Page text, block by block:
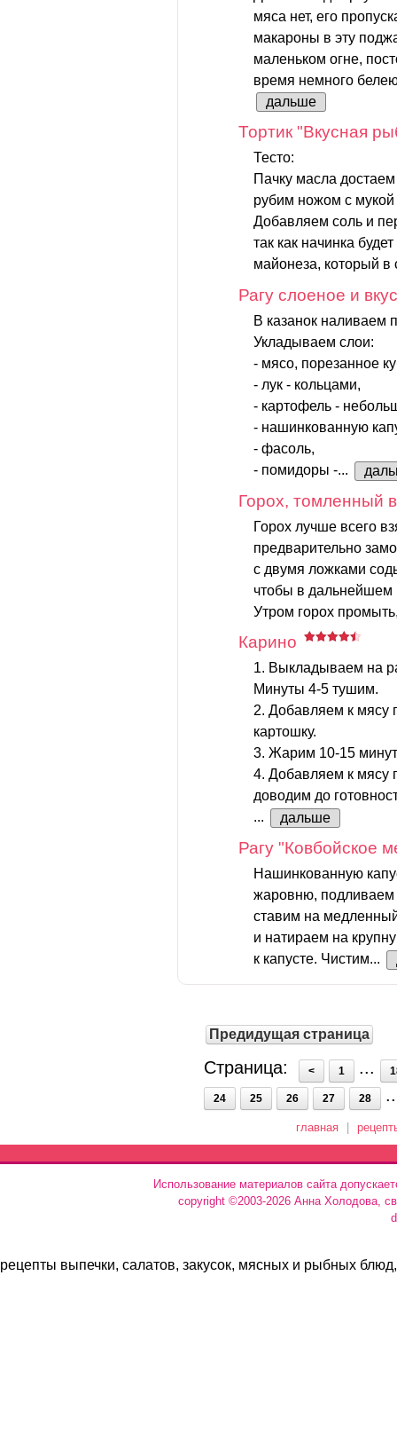
мяса нет, его
макароны в эту
маленьком огне,
время немного
дальше
Тортик "Вкусная
Тесто:
Пачку масла
рубим ножом с мукой
Добавляем соль и
так как начинка
майонеза, который в
Рагу слоеное и
В казанок наливаем
Укладываем слои:
- мясо, порезанное
- лук - кольцами,
- картофель -
- нашинкованную
- фасоль,
- помидоры -...
Горох, томленный
Горох лучше всего
предварительно
с двумя ложками
чтобы в дальнейшем
Утром горох
Карино
1. Выкладываем на
Минуты 4-5 тушим.
2. Добавляем к мясу
картошку.
3. Жарим 10-15
4. Добавляем к мясу
доводим до
...
дальше
Рагу "Ковбойское
Нашинкованную
жаровню, подливаем
ставим на
и натираем на
к капусте. Чистим...
Предидущая страница
Страница: < 1 ...
24 25 26 27 28
главная
Использование материалов сайта
copyright ©2003-2026 Анна Холодова,
рецепты выпечки, салатов, закусок, мясных и рыбных